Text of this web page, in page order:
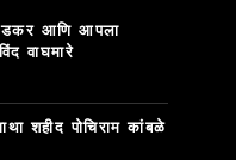
आणि आपला
वाघमारे
शहीद पोचिराम कांबळे